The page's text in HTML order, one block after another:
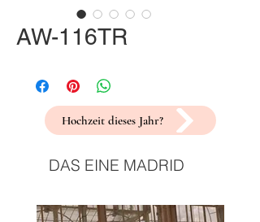
AW-116TR
Hochzeit dieses Jahr?
DAS EINE MADRID